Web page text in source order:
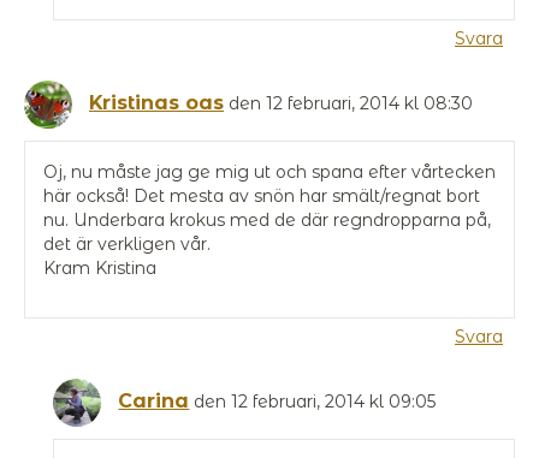
Svara
Kristinas oas den 12 februari, 2014 kl 08:30
Oj, nu måste jag ge mig ut och spana efter vårtecken
här också! Det mesta av snön har smält/regnat bort
nu. Underbara krokus med de där regndropparna på,
det är verkligen vår.
Kram Kristina
Svara
Carina den 12 februari, 2014 kl 09:05